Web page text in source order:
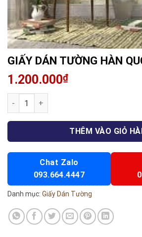
GIẤY DÁN TƯỜNG HÀN
1.200.000₫
GIẤY DÁN TƯỜNG HÀN QUỐC số lượng
THÊM VÀO GIỎ
Chat Zalo
093.664.4447
Danh mục: Giấy Dán Tường